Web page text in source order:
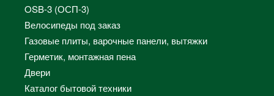
OSB-3 (ОСП-3)
Велосипеды под заказ
Газовые плиты, варочные панели, вытяжки
Герметик, монтажная пена
Двери
Каталог бытовой техники